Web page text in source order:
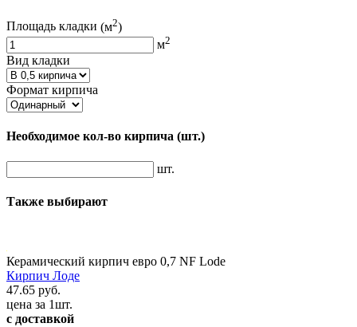
Площадь кладки (м2)
м2
Вид кладки
Формат кирпича
Необходимое кол-во кирпича (шт.)
шт.
Также выбирают
Керамический кирпич евро 0,7 NF Lode
Кирпич Лоде
47.65 руб.
цена за 1шт.
с доставкой